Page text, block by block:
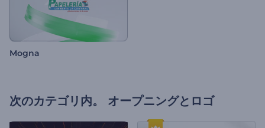
Mogna
次のカテゴリ内。 オープニングとロゴ